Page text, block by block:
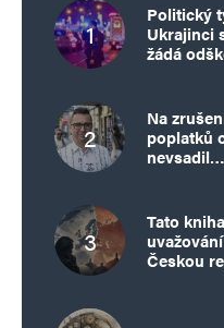
Politický
Ukrajinci
žádá
Na
poplatků
Tato
Českou